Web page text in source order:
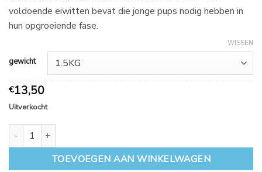
voldoende eiwitten bevat die jonge pups nodig hebben in
hun opgroeiende fase.
gewicht
WISSEN
€13,50
Uitverkocht
Carnilove Salmon and Turkey Puppy large breed aantal
TOEVOEGEN AAN WINKELWAGEN